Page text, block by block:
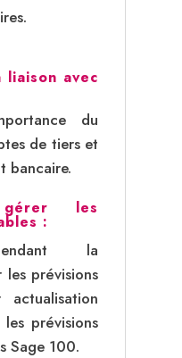
liaison avec
du
de tiers et
bancaire.
les
:
la
prévisions
actualisation
prévisions
Sage 100.